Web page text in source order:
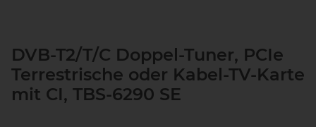
DVB-T2/T/C Doppel-Tuner, PCIe
Terrestrische oder Kabel-TV-Karte
mit CI, TBS-6290 SE